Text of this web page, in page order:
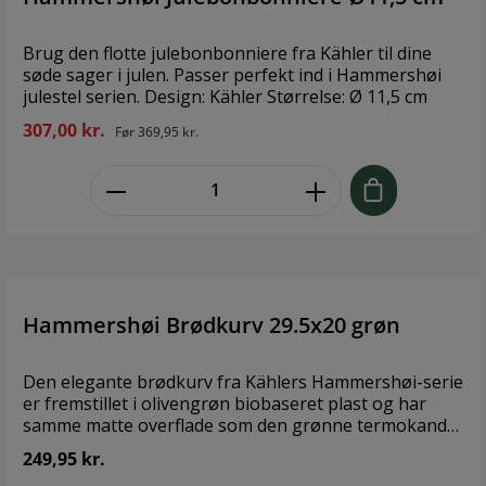
Brug den flotte julebonbonniere fra Kähler til dine
søde sager i julen. Passer perfekt ind i Hammershøi
julestel serien. Design: Kähler Størrelse: Ø 11,5 cm
307,00 kr.
Før369,95 kr.
Hammershøi Brødkurv 29.5x20 grøn
Den elegante brødkurv fra Kählers Hammershøi-serie
er fremstillet i olivengrøn biobaseret plast og har
samme matte overflade som den grønne termokande
i serien. Den har en funktionel slids, der kan bruges til
at holde brødkniven på plads, så den altid ligger lige
249,95 kr.